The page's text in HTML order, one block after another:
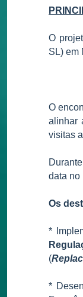
O
SL) em
O
alinhar
visitas
data no
Os
*
(
*